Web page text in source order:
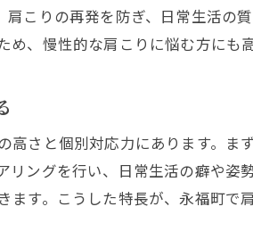
永福町施術で肩こり再発
永福発・肩こり対策の効果的
肩こり対策におすすめの
永福町で肩こり解消へ導
肩こり再発防止のための
こりの再発を防ぎ、日常生活の
、慢性的な肩こりに悩む方にも
高さと個別対応力にあります。
リングを行い、日常生活の癖や
す。こうした特長が、永福町で